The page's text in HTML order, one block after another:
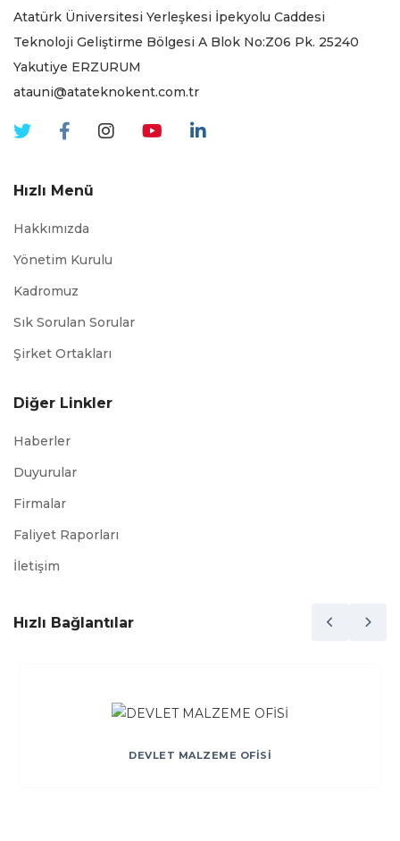
Atatürk Üniversitesi Yerleşkesi İpekyolu Caddesi
Teknoloji Geliştirme Bölgesi A Blok No:Z06 Pk. 25240
Yakutiye ERZURUM
atauni@atateknokent.com.tr
Hızlı Menü
Hakkımızda
Yönetim Kurulu
Kadromuz
Sık Sorulan Sorular
Şirket Ortakları
Diğer Linkler
Haberler
Duyurular
Firmalar
Faliyet Raporları
İletişim
Hızlı Bağlantılar
DEVLET MALZEME OFİSİ